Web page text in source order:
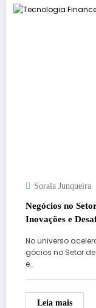
Soraia Junqueira
Negócios no
Inovações e
No universo
gócios no Setor
e…
Leia mais